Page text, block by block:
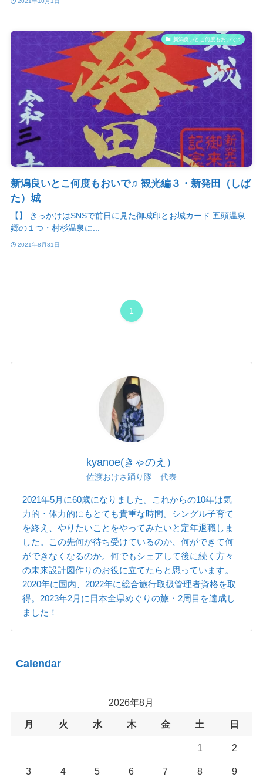
新潟良いとこ何度もおいで♫
新潟良いとこ何度もおいで♫ 観光編３・新発田（しば
た）城
【】 きっかけはSNSで前日に見た御城印とお城カード 五頭温泉
郷の１つ・村杉温泉に...
2021年8月31日
1
kyanoe(きゃのえ）
佐渡おけさ踊り隊 代表
2021年5月に60歳になりました。これからの10年は気
力的・体力的にもとても貴重な時間。シングル子育て
を終え、やりたいことをやってみたいと定年退職しま
した。この先何が待ち受けているのか、何ができて何
ができなくなるのか。何でもシェアして後に続く方々
の未来設計図作りのお役に立てたらと思っています。
2020年に国内、2022年に総合旅行取扱管理者資格を取
得。2023年2月に日本全県めぐりの旅・2周目を達成し
ました！
Calendar
2026年8月
月 火 水 木 金 土 日
1 2
3 4 5 6 7 8 9